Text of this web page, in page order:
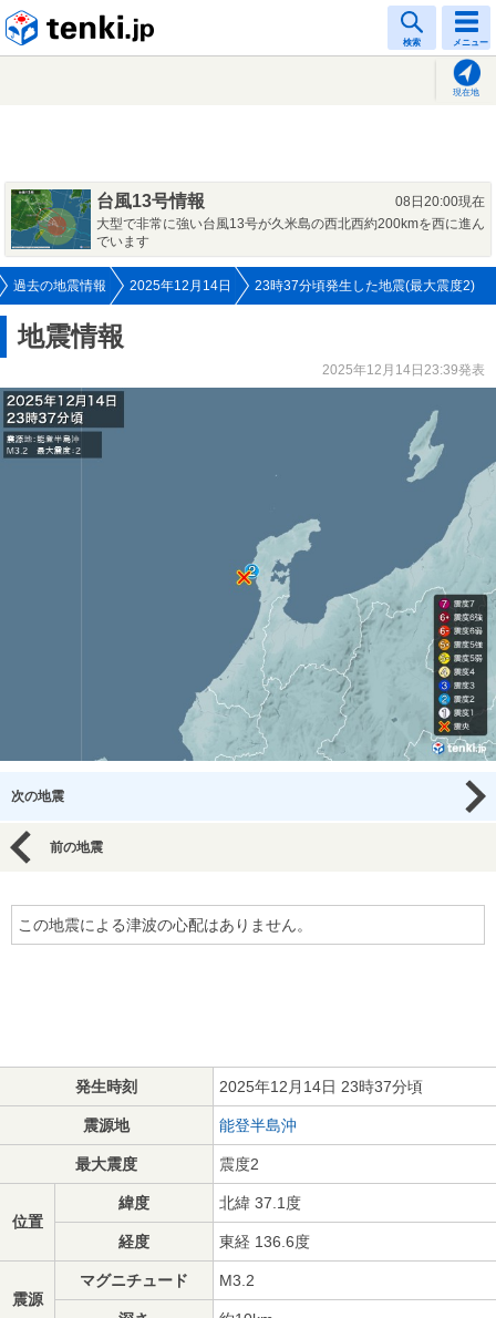
検索 メニュー
現在地
台風13号情報
08日20:00現在
大型で非常に強い台風13号が久米島の西北西約200kmを西に進ん
でいます
過去の地震情報 2025年12月14日 23時37分頃発生した地震(最大震度2)
地震情報
2025年12月14日23:39発表
次の地震
前の地震
この地震による津波の心配はありません。
発生時刻 2025年12月14日 23時37分頃
震源地 能登半島沖
最大震度 震度2
位置
緯度 北緯 37.1度
経度 東経 136.6度
震源
マグニチュード M3.2